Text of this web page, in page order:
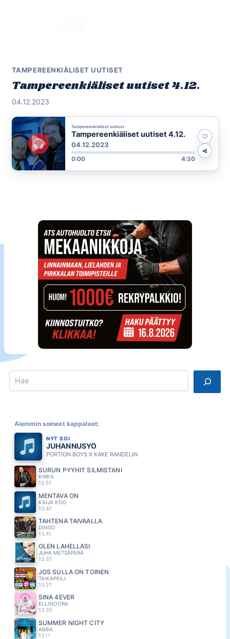
TAMPEREENKIÄLISET UUTISET
Tampereenkiäliset uutiset 4.12.
04.12.2023
Tampereenkiäliset uutiset
Tampereenkiäliset uutiset 4.12.
04.12.2023
0:00 4:30
Search
Aiemmin soineet kappaleet:
NYT SOI
JUHANNUSYÖ
PORTION BOYS X KAKE RANDELIN
SURUN PYYHIT SILMISTÄNI
KIRKA
13.51
MENTÄVÄ ON
KAIJA KOO
13.47
TÄHTENÄ TAIVAALLA
DINGO
13.41
OLEN LÄHELLÄSI
JUHA METSÄPERÄ
13.37
JOS SULLA ON TOINEN
TAIKAPEILI
13.27
SINÄ 4EVER
ELLINOORA
13.20
SUMMER NIGHT CITY
ABBA
13.11